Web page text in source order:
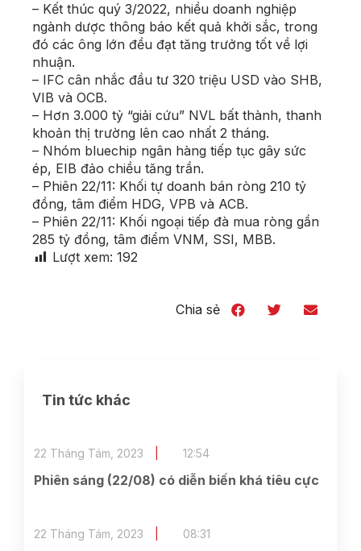
– Kết thúc quý 3/2022, nhiều doanh nghiệp
ngành dược thông báo kết quả khởi sắc, trong
đó các ông lớn đều đạt tăng trưởng tốt về lợi
nhuận.
– IFC cân nhắc đầu tư 320 triệu USD vào SHB,
VIB và OCB.
– Hơn 3.000 tỷ “giải cứu” NVL bất thành, thanh
khoản thị trường lên cao nhất 2 tháng.
– Nhóm bluechip ngân hàng tiếp tục gây sức
ép, EIB đảo chiều tăng trần.
– Phiên 22/11: Khối tự doanh bán ròng 210 tỷ
đồng, tâm điểm HDG, VPB và ACB.
– Phiên 22/11: Khối ngoại tiếp đà mua ròng gần
285 tỷ đồng, tâm điểm VNM, SSI, MBB.
Lượt xem: 192
Chia sẻ
Tin tức khác
Phiên sáng (22/08) có diễn biến khá tiêu cực
22 Tháng Tám, 2023 12:54
22 Tháng Tám, 2023 08:31